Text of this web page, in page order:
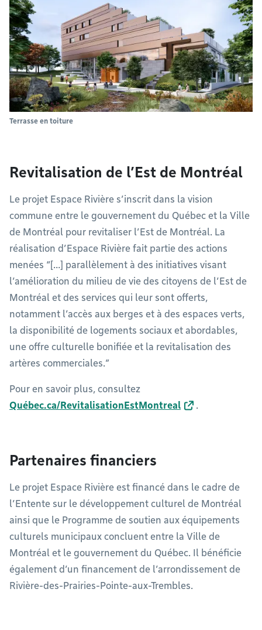
Terrasse en toiture
Revitalisation de l’Est de Montréal
Le projet Espace Rivière s’inscrit dans la vision
commune entre le gouvernement du Québec et la Ville
de Montréal pour revitaliser l’Est de Montréal. La
réalisation d’Espace Rivière fait partie des actions
menées “[…] parallèlement à des initiatives visant
l’amélioration du milieu de vie des citoyens de l’Est de
Montréal et des services qui leur sont offerts,
notamment l’accès aux berges et à des espaces verts,
la disponibilité de logements sociaux et abordables,
une offre culturelle bonifiée et la revitalisation des
artères commerciales.”
Pour en savoir plus, consultez
Québec.ca/RevitalisationEstMontreal
.
Partenaires financiers
Le projet Espace Rivière est financé dans le cadre de
l’Entente sur le développement culturel de Montréal
ainsi que le Programme de soutien aux équipements
culturels municipaux concluent entre la Ville de
Montréal et le gouvernement du Québec. Il bénéficie
également d’un financement de l’arrondissement de
Rivière-des-Prairies-Pointe-aux-Trembles.